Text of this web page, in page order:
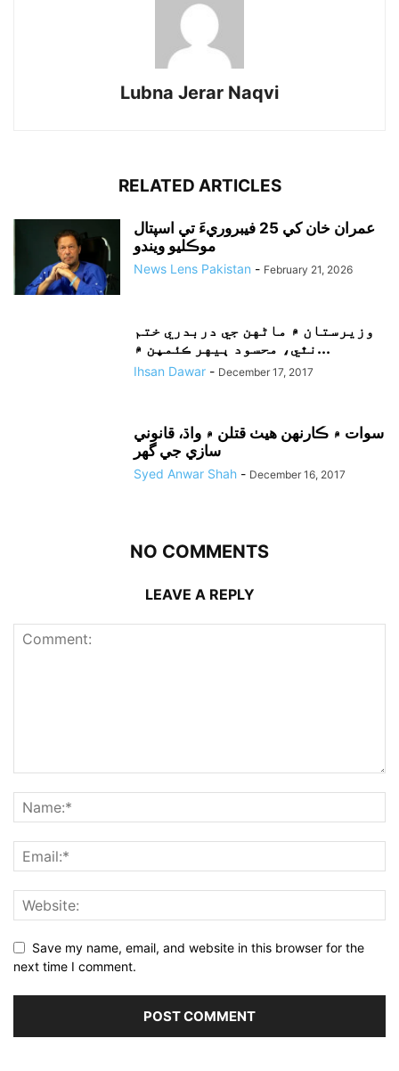
Lubna Jerar Naqvi
RELATED ARTICLES
عمران خان کي 25 فيبروريءَ تي اسپتال
موڪليو ويندو
News Lens Pakistan - February 21, 2026
وزيرستان ۾ ماڻهن جي دربدري ختم
نٿي، محسود ٻيهر ڪئمپن ۾...
Ihsan Dawar - December 17, 2017
سوات ۾ ڪارنهن هيٺ قتلن ۾ واڌ، قانوني
سازي جي گهر
Syed Anwar Shah - December 16, 2017
NO COMMENTS
LEAVE A REPLY
Save my name, email, and website in this browser for the
next time I comment.